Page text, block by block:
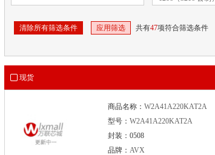
0508（1220 公制）
1206
清除所有筛选条件 应用筛选 共有47项符合筛选条件
现货
商品名称： W2A41A220KAT2A
型号： W2A41A220KAT2A
封装：0508
品牌： AVX